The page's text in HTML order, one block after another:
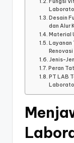
Fungsi
Desain
dan Alur
Material
Layanan
Renovasi
Jenis-
Peran
PT LAB